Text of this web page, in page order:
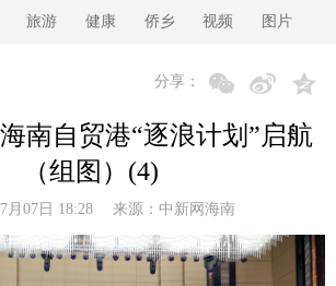
旅游 健康 侨乡 视频 图片
分享：
南自贸港“逐浪计划”启航
（组图）(4)
月07日 18:28 来源： 中新网海南